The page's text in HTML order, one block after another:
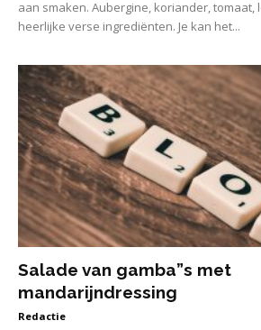
aan smaken. Aubergine, koriander, tomaat,
heerlijke verse ingrediënten. Je kan het...
Salade van gamba”s met
mandarijndressing
Redactie